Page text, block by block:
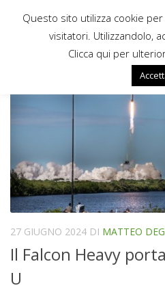
Sotto il contenuto
MAGNETOMETRI
27 GIUGNO 2024 DI MATTEO
Il Falcon Heavy
U
Questo sito utilizza cookie
visitatori. Utilizzandolo,
Clicca qui per